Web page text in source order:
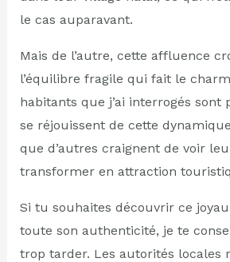
le cas auparavant.
Mais de l’autre, cette affluence
l’équilibre fragile qui fait le
habitants que j’ai interrogés sont
se réjouissent de cette
que d’autres craignent de voir
transformer en attraction
Si tu souhaites découvrir ce
toute son authenticité, je te
trop tarder. Les autorités locales